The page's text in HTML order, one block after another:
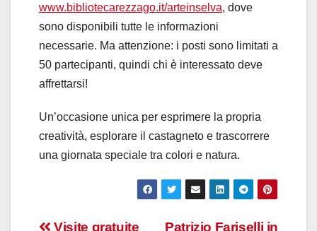
www.bibliotecarezzago.it/arteinselva, dove
sono disponibili tutte le informazioni
necessarie. Ma attenzione: i posti sono limitati a
50 partecipanti, quindi chi è interessato deve
affrettarsi!
Un’occasione unica per esprimere la propria
creatività, esplorare il castagneto e trascorrere
una giornata speciale tra colori e natura.
Patrizio Fariselli in
Visite gratuite